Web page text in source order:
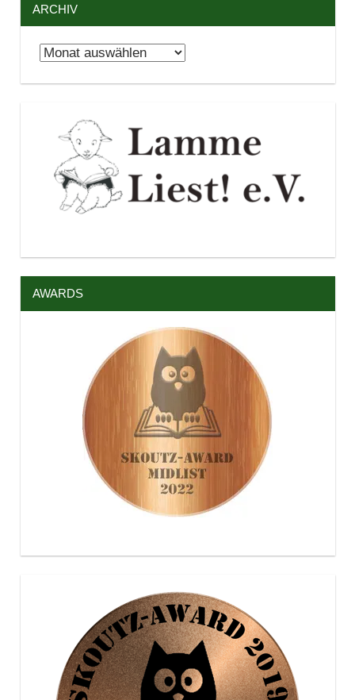
ARCHIV
Archiv
AWARDS